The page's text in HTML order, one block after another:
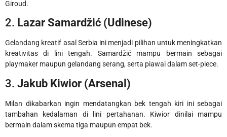
Giroud.
2. Lazar Samardžić (Udinese)
Gelandang kreatif asal Serbia ini menjadi pilihan untuk meningkatkan
kreativitas di lini tengah. Samardžić mampu bermain sebagai
playmaker maupun gelandang serang, serta piawai dalam set-piece.
3. Jakub Kiwior (Arsenal)
Milan dikabarkan ingin mendatangkan bek tengah kiri ini sebagai
tambahan kedalaman di lini pertahanan. Kiwior dinilai mampu
bermain dalam skema tiga maupun empat bek.